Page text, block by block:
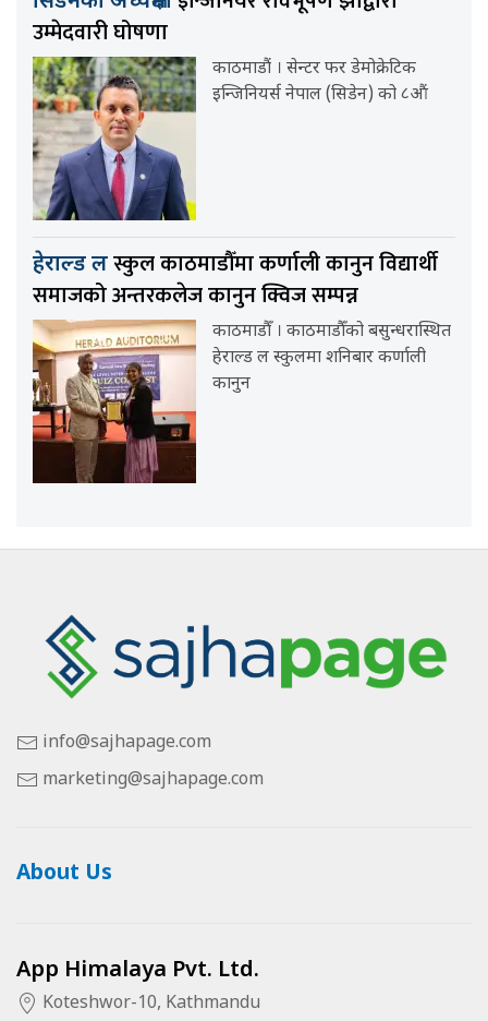
उम्मेदवारी घोषणा
काठमाडौं । सेन्टर फर डेमोक्रेटिक
इन्जिनियर्स नेपाल (सिडेन) को ८औं
हेराल्ड लस्कुल काठमाडौँमा कर्णाली कानुन विद्यार्थी
समाजको अन्तरकलेज कानुन क्विज सम्पन्न
काठमाडौँ । काठमाडौँको बसुन्धरास्थित
हेराल्ड ल स्कुलमा शनिबार कर्णाली
कानुन
info@sajhapage.com
marketing@sajhapage.com
About Us
App Himalaya Pvt. Ltd.
Koteshwor-10, Kathmandu